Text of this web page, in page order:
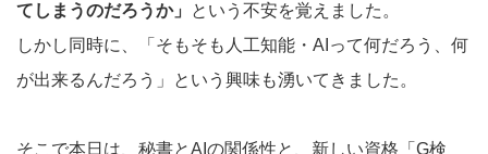
てしまうのだろうか」
という不安を覚えました。
しかし同時に、「そもそも人工知能・AIって何だろう、何
が出来るんだろう」という興味も湧いてきました。
そこで本日は、秘書とAIの関係性と、新しい資格「G検